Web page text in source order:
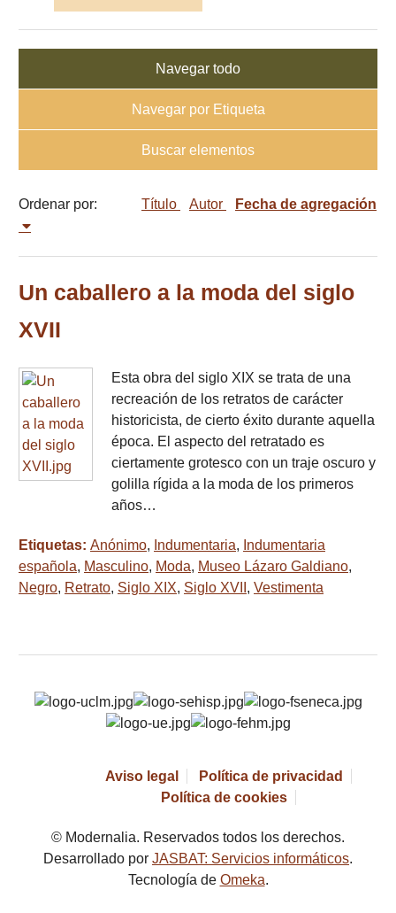
Navegar todo
Navegar por Etiqueta
Buscar elementos
Ordenar por: Título Autor Fecha de agregación
Un caballero a la moda del siglo
XVII
Esta obra del siglo XIX se trata de una
recreación de los retratos de carácter
historicista, de cierto éxito durante aquella
época. El aspecto del retratado es
ciertamente grotesco con un traje oscuro y
golilla rígida a la moda de los primeros
años…
Etiquetas: Anónimo, Indumentaria, Indumentaria
española, Masculino, Moda, Museo Lázaro Galdiano,
Negro, Retrato, Siglo XIX, Siglo XVII , Vestimenta
Aviso legal
Política de privacidad
Política de cookies
© Modernalia. Reservados todos los derechos.
Desarrollado por JASBAT: Servicios informáticos.
Tecnología de Omeka.